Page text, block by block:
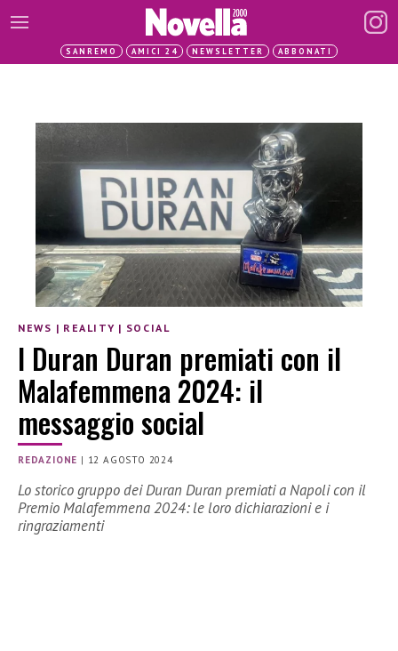
SANREMO AMICI 24 NEWSLETTER ABBONATI
NEWS | REALITY | SOCIAL
I Duran Duran premiati con il
Malafemmena 2024: il
messaggio social
REDAZIONE | 12 AGOSTO 2024
Lo storico gruppo dei Duran Duran premiati a Napoli con il
Premio Malafemmena 2024: le loro dichiarazioni e i
ringraziamenti